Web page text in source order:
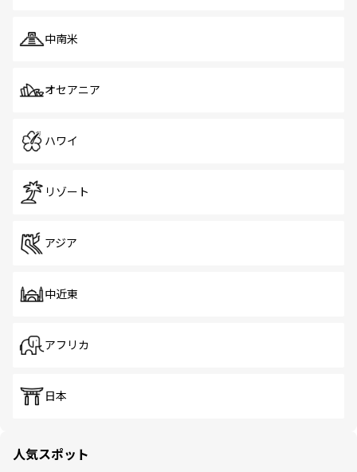
中南米
オセアニア
ハワイ
リゾート
アジア
中近東
アフリカ
日本
人気スポット